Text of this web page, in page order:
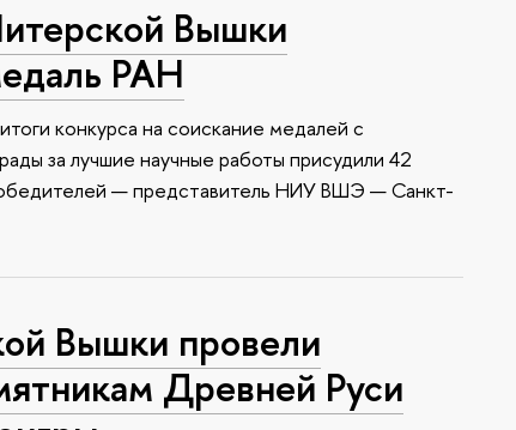
Вышки
РАН
конкурса на соискание медалей с
за лучшие научные работы присудили 42
— представитель НИУ ВШЭ — Санкт-
Вышки провели
Древней Руси